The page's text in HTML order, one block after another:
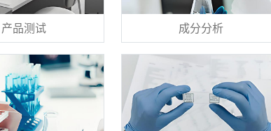
产品测试 成分分析